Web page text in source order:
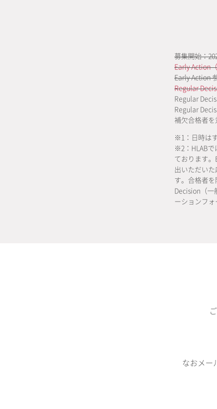
募集開始：
Early Action
Early Action
Regular
Regular
Regular
補欠合格者を
※1：日時は
※2：HLABで
ております
出いただい
す。合格者
Decision（一
ーションフ
なおメー